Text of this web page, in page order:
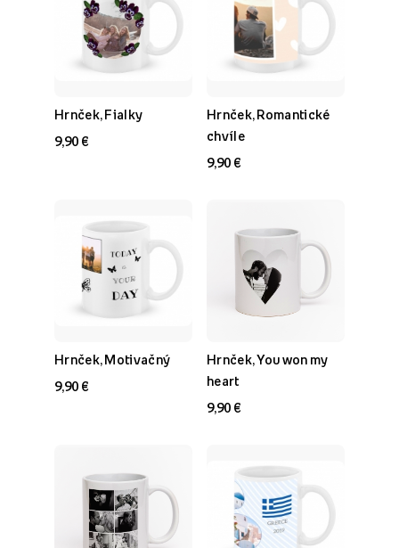
Hrnček, Fialky
9,90 €
Hrnček, Romantické
chvíle
9,90 €
Hrnček, Motivačný
9,90 €
Hrnček, You won my
heart
9,90 €